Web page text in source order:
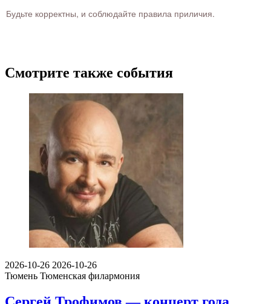
Будьте корректны, и соблюдайте правила приличия.
Смотрите также события
2026-10-26 2026-10-26
Тюмень Тюменская филармония